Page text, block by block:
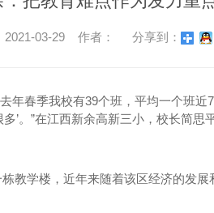
03-29 作者： 分享到：
年春季我校有39个班，平均一个班
’。”在江西新余高新三小，校长简思
教学楼，近年来随着该区经济的发展